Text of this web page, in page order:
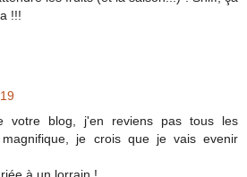
!!!
votre blog, j'en reviens pas tous les
je crois que je vais evenir